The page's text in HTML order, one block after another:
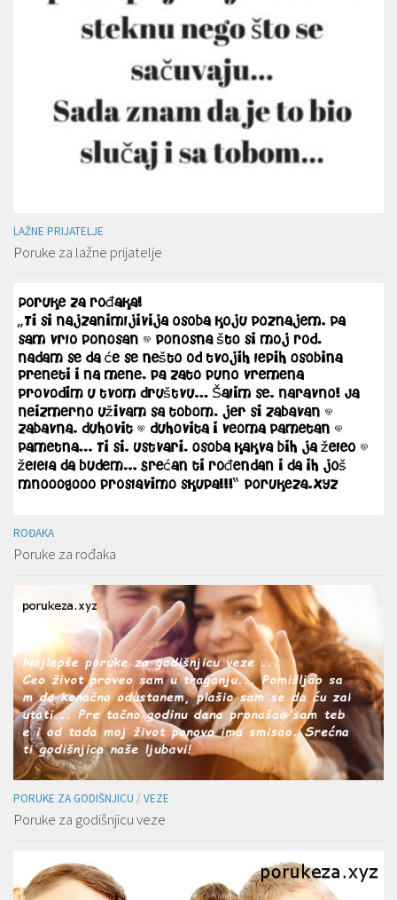
LAŽNE PRIJATELJE
Poruke za lažne prijatelje
ROĐAKA
Poruke za rođaka
PORUKE ZA GODIŠNJICU / VEZE
Poruke za godišnjicu veze